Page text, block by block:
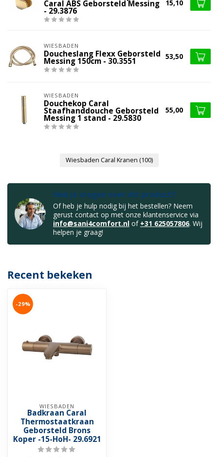
Caral ABS Geborsteld Messing
- 29.3876
15,10
WIESBADEN
Doucheslang Flexx Geborsteld
Messing 150cm - 30.3551 53,50
WIESBADEN
Douchekop Caral
Staafhanddouche Geborsteld
Messing 1 stand - 29.5830
55,00
Wiesbaden Caral Kranen (100)
Heb je vragen over dit product?
Of heb je hulp nodig bij het bestellen? Neem
gerust contact op met onze klantenservice via
info@sani4comfort.nl of +31 625057806. Wij
helpen je graag!
Recent bekeken
-29%
WIESBADEN
Badkraan Caral
Thermostaatkraan
Geborsteld Brons
Koper -15-HoH- 29.6921